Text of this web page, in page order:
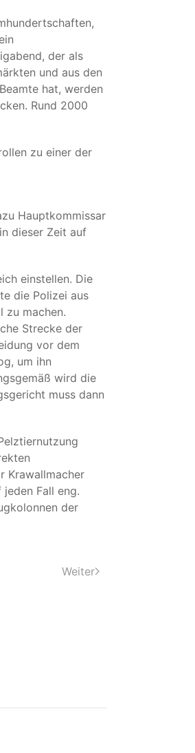
der als
und aus den
hat, werden
Rund 2000
zu einer der
Hauptkommissar
dieser Zeit auf
einstellen. Die
die Polizei aus
zu machen.
Strecke der
vor dem
um ihn
wird die
muss dann
Krawallmacher
Fall eng.
der
Weiter